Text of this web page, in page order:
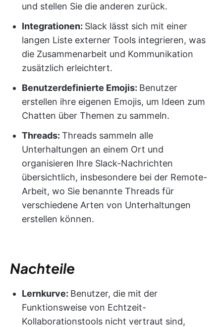
und stellen Sie die anderen zurück.
Integrationen: Slack lässt sich mit einer
langen Liste externer Tools integrieren, was
die Zusammenarbeit und Kommunikation
zusätzlich erleichtert.
Benutzerdefinierte Emojis: Benutzer
erstellen ihre eigenen Emojis, um Ideen zum
Chatten über Themen zu sammeln.
Threads: Threads sammeln alle
Unterhaltungen an einem Ort und
organisieren Ihre Slack-Nachrichten
übersichtlich, insbesondere bei der Remote-
Arbeit, wo Sie benannte Threads für
verschiedene Arten von Unterhaltungen
erstellen können.
Nachteile
Lernkurve: Benutzer, die mit der
Funktionsweise von Echtzeit-
Kollaborationstools nicht vertraut sind,